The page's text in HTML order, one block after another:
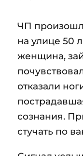
ЧП
на улице 50
женщина,
отказали
сознания.
стучать по